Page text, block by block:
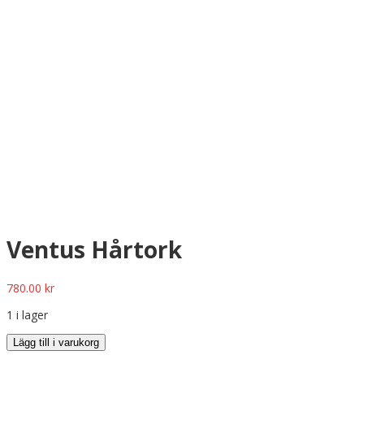
Ventus Hårtork
780.00 kr
1 i lager
Lägg till i varukorg